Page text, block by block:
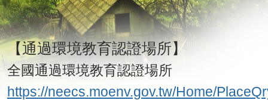
【通過環境教育認證場所】
全國通過環境教育認證場所
https://neecs.moenv.gov.tw/Home/